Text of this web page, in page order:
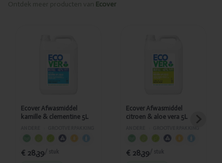
Ontdek meer producten van Ecover
kamille &
clementine 5L
Ecover Afwasmiddel
kamille & clementine 5L
€ 28,39/ stuk
citroen & aloe
vera 5L
Ecover Afwasmiddel
citroen & aloe vera 5L
€ 28,39/ stuk